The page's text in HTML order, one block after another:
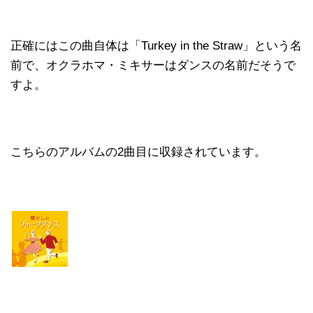
正確にはこの曲自体は「Turkey in the Straw」という名
前で、オクラホマ・ミキサーはダンスの名前だそうで
すよ。
こちらのアルバムの2曲目に収録されています。